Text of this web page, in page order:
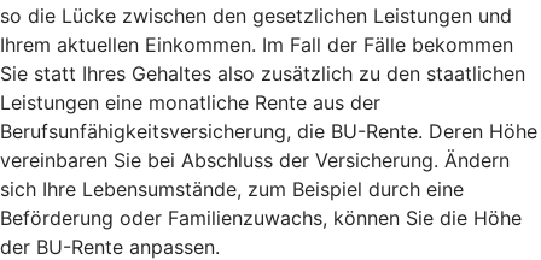
so die Lücke zwischen den gesetzlichen Leistungen und
Ihrem aktuellen Einkommen. Im Fall der Fälle bekommen
Sie statt Ihres Gehaltes also zusätzlich zu den staatlichen
Leistungen eine monatliche Rente aus der
Berufsunfähigkeitsversicherung, die BU-Rente. Deren Höhe
vereinbaren Sie bei Abschluss der Versicherung. Ändern
sich Ihre Lebensumstände, zum Beispiel durch eine
Beförderung oder Familienzuwachs, können Sie die Höhe
der BU-Rente anpassen.